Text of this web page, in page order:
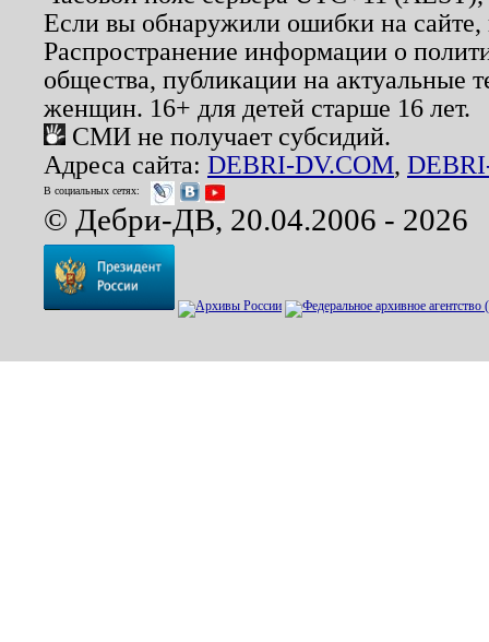
Если вы обнаружили ошибки на
Распространение информации о
общества, публикации на актуальные
женщин. 16+ для детей старше 16 лет.
СМИ не получает субсидий.
Адреса сайта: DEBRI-DV.COM,
В социальных сетях:
© Дебри-ДВ, 20.04.2006 - 2026